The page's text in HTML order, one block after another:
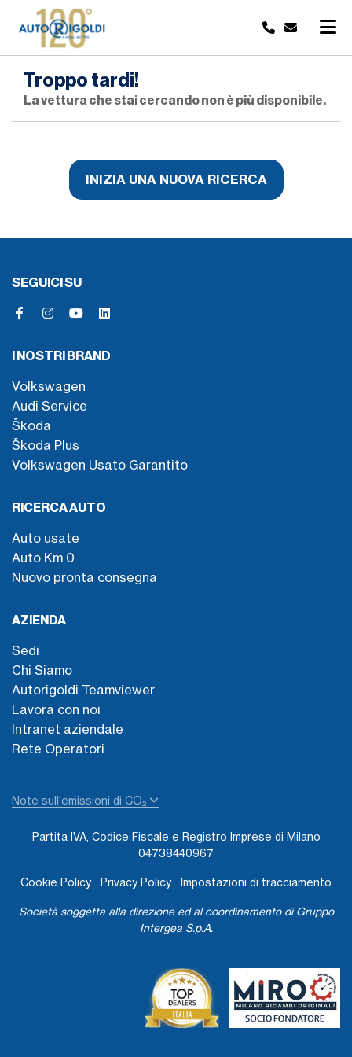
Troppo tardi!
La vettura che stai cercando non è più disponibile.
INIZIA UNA NUOVA RICERCA
SEGUICI SU
I NOSTRI BRAND
Volkswagen
Audi Service
Škoda
Škoda Plus
Volkswagen Usato Garantito
RICERCA AUTO
Auto usate
Auto Km 0
Nuovo pronta consegna
AZIENDA
Sedi
Chi Siamo
Autorigoldi Teamviewer
Lavora con noi
Intranet aziendale
Rete Operatori
Note sull'emissioni di CO₂
Partita IVA, Codice Fiscale e Registro Imprese di Milano
04738440967
Cookie Policy Privacy Policy Impostazioni di tracciamento
Società soggetta alla direzione ed al coordinamento di Gruppo
Intergea S.p.A.